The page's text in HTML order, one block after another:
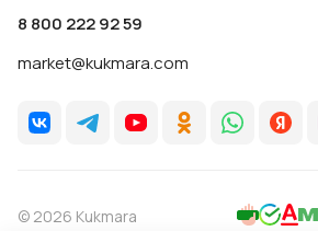
8 800 222 92 59
market@kukmara.com
© 2026 Kukmara